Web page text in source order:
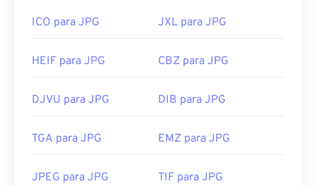
ICO para JPG JXL para JPG
HEIF para JPG CBZ para JPG
DJVU para JPG DIB para JPG
TGA para JPG EMZ para JPG
JPEG para JPG TIF para JPG